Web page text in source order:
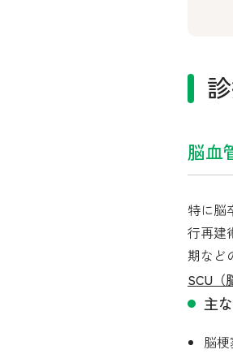
脳血
特に脳
行再建
期など
SCU（
主
脳